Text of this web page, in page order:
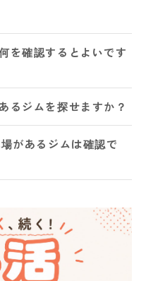
を確認するとよいです
るジムを探せますか？
があるジムは確認で